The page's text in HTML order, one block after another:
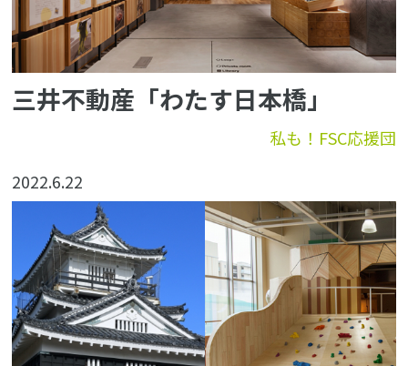
私も！FSC応援団
三井不動産「わたす日本橋」
2022.6.22